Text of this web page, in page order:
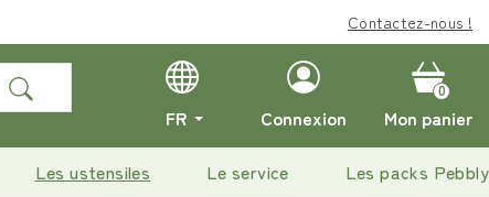
Contactez-nous !
FR Connexion Mon panier
0
Les ustensiles Le service Les packs Pebbly